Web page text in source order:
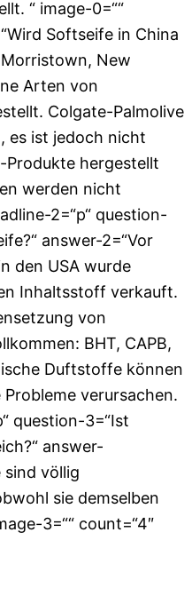
“ image-0=““
Softseife in China
Morristown, New
Arten von
Colgate-Palmolive
es ist jedoch nicht
hergestellt
werden nicht
2=“p“ question-
answer-2=“Vor
den USA wurde
Inhaltsstoff verkauft.
von
BHT, CAPB,
Duftstoffe können
verursachen.
question-3=“Ist
answer-
sind völlig
sie demselben
3=““ count=“4″